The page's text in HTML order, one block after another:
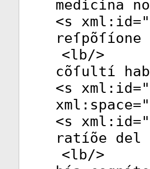
medícína
<s xml:id="
<lb/>
cõſultí
<s xml:id="
xml:space="
<s xml:id="
ratíõe del
<lb/>